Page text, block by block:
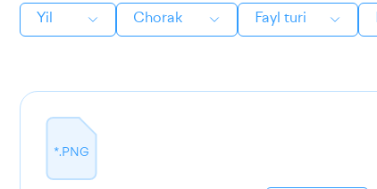
Yil Chorak Fayl turi
*.PNG